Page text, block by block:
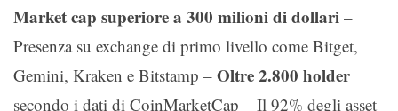
Market cap superiore a 300 milioni di dollari –
Presenza su exchange di primo livello come Bitget,
Gemini, Kraken e Bitstamp – Oltre 2.800 holder
secondo i dati di CoinMarketCap – Il 92% degli asset